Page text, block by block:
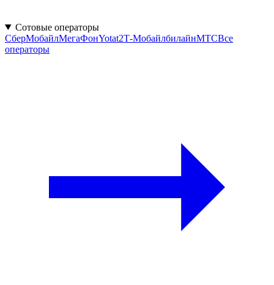
Сотовые операторы
СберМобайлМегаФонYotat2Т‑МобайлбилайнМТСВсе
операторы